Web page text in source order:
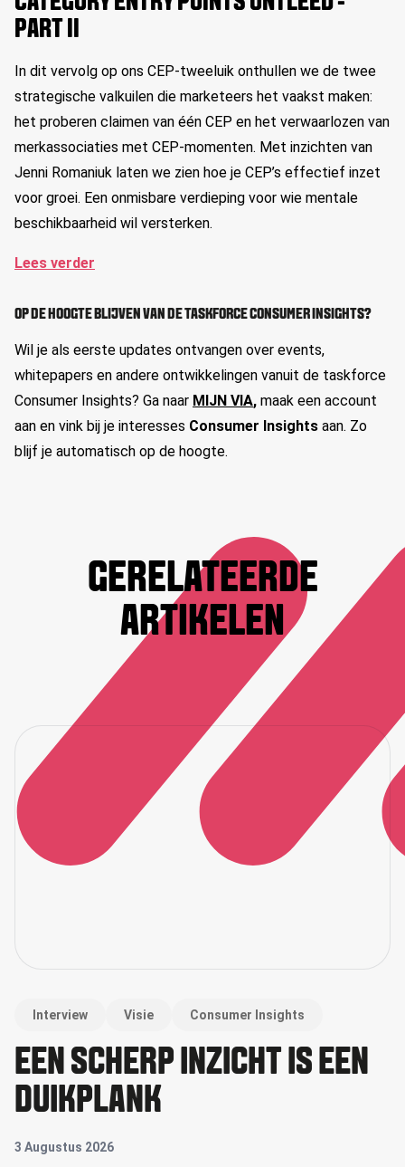
PART II
In dit vervolg op ons CEP-tweeluik onthullen we de twee
strategische valkuilen die marketeers het vaakst maken:
het proberen claimen van één CEP en het verwaarlozen van
merkassociaties met CEP-momenten. Met inzichten van
Jenni Romaniuk laten we zien hoe je CEP’s effectief inzet
voor groei. Een onmisbare verdieping voor wie mentale
beschikbaarheid wil versterken.
Lees verder
OP DE HOOGTE BLIJVEN VAN DE TASKFORCE CONSUMER INSIGHTS?
Wil je als eerste updates ontvangen over events,
whitepapers en andere ontwikkelingen vanuit de taskforce
Consumer Insights? Ga naar MIJN VIA, maak een account
aan en vink bij je interesses Consumer Insights aan. Zo
blijf je automatisch op de hoogte.
GERELATEERDE
ARTIKELEN
Interview Visie Consumer Insights
EEN SCHERP INZICHT IS EEN
DUIKPLANK
3 Augustus 2026